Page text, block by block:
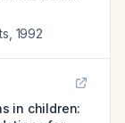
1992
in children: